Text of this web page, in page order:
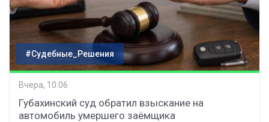
#Судебные_Решения
Вчера, 10:06
Губахинский суд обратил взыскание на
автомобиль умершего заёмщика